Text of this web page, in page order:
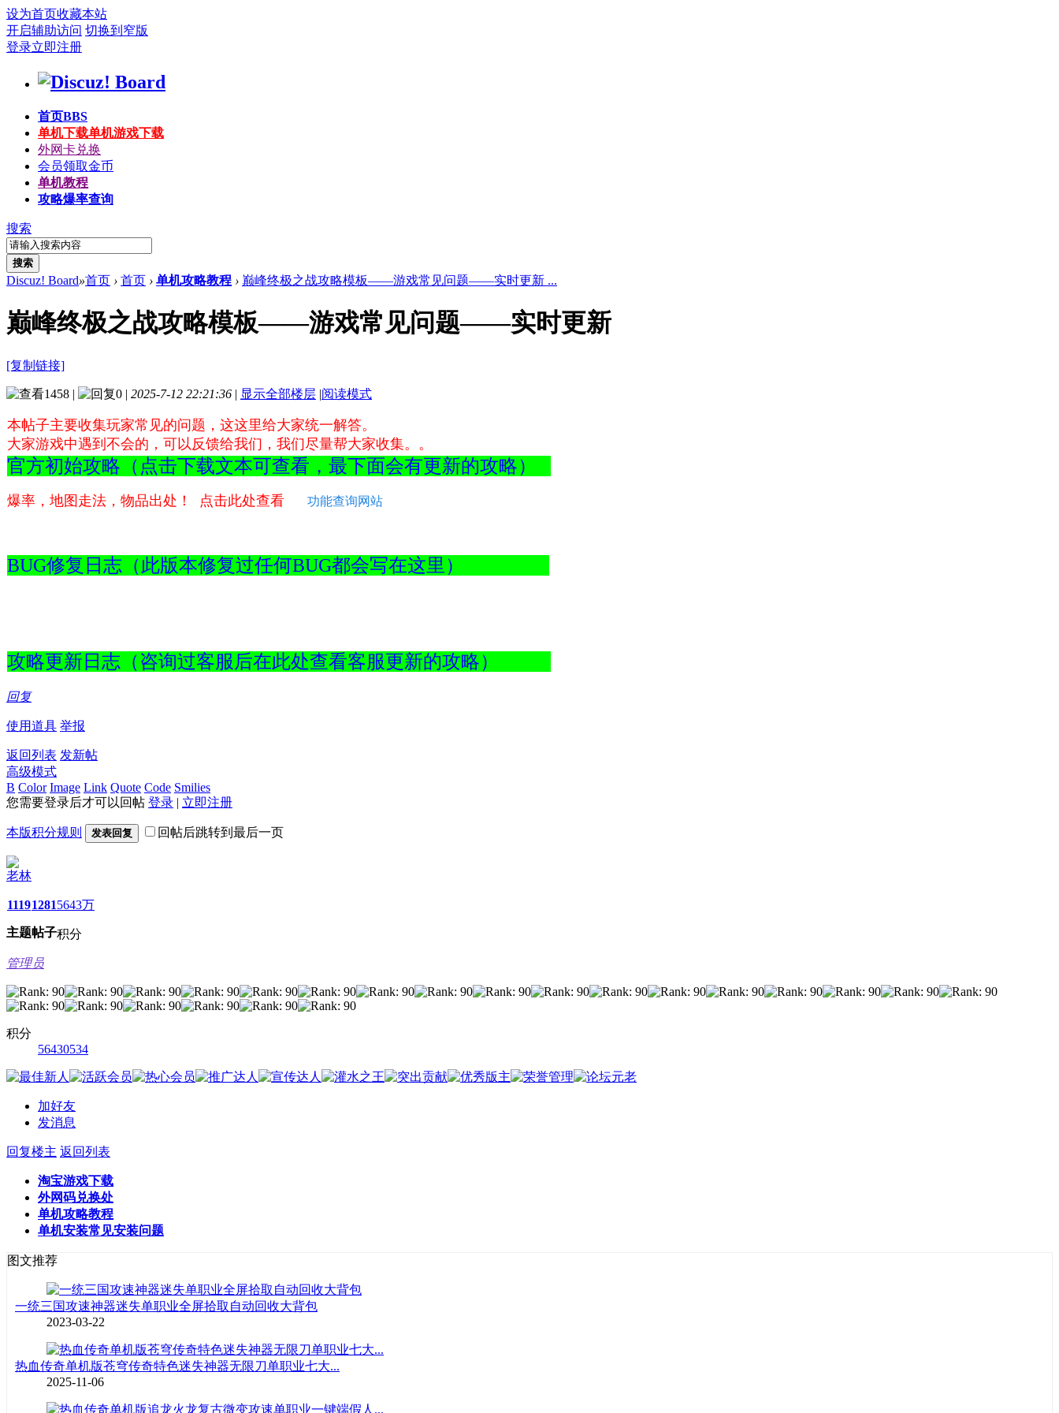
设为首页收藏本站
开启辅助访问 切换到窄版
登录立即注册
首页BBS
单机下载单机游戏下载
外网卡兑换
会员领取金币
单机教程
攻略爆率查询
搜索
搜索
Discuz! Board»首页 › 首页 › 单机攻略教程 › 巅峰终极之战攻略模板——游戏常见问题——实时更新 ...
巅峰终极之战攻略模板——游戏常见问题——实时更新
[复制链接]
1458 | 0 | 2025-7-12 22:21:36 | 显示全部楼层 |阅读模式
本帖子主要收集玩家常见的问题，这这里给大家统一解答。
大家游戏中遇到不会的，可以反馈给我们，我们尽量帮大家收集。。
官方初始攻略（点击下载文本可查看，最下面会有更新的攻略）
爆率，地图走法，物品出处！ 点击此处查看 功能查询网站
BUG修复日志（此版本修复过任何BUG都会写在这里）
攻略更新日志（咨询过客服后在此处查看客服更新的攻略）
回复
使用道具 举报
返回列表 发新帖
高级模式
B Color Image Link Quote Code Smilies
您需要登录后才可以回帖 登录 | 立即注册
本版积分规则 发表回复 回帖后跳转到最后一页
老林
1119
主题
1281
帖子
5643万
积分
管理员
积分
56430534
加好友
发消息
回复楼主 返回列表
淘宝游戏下载
外网码兑换处
单机攻略教程
单机安装常见安装问题
图文推荐
一统三国攻速神器迷失单职业全屏拾取自动回收大背包
2023-03-22
热血传奇单机版苍穹传奇特色迷失神器无限刀单职业七大...
2025-11-06